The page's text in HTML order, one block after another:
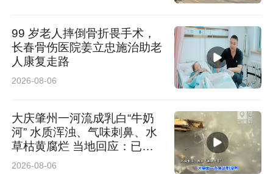
节，他对初期处罚结果不认可。
“孩子已经被打，心理疾病已造成，为了不影响王
区政府提交行政复议申请，对盐湖公安分局原有
行政处罚决定提出异议，同时递交刑事立案监督
申请。”
99 岁老人摔倒骨折畏手术，
长春骨伤医院姜立忠施治助老
人康复走路
2026-08-06
大庆肇州一河流成乳白“牛奶
河” 水质浑浊、气味刺鼻、水
草枯黄腐烂 当地回应：已介
入排查
2026-08-06